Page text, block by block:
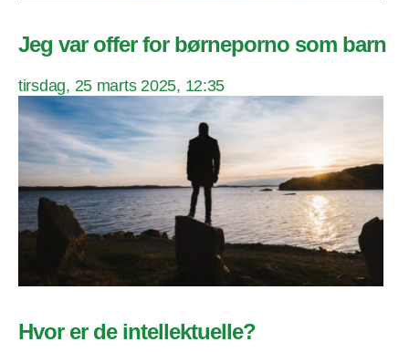
Jeg var offer for børneporno som barn
tirsdag, 25 marts 2025, 12:35
Hvor er de intellektuelle?